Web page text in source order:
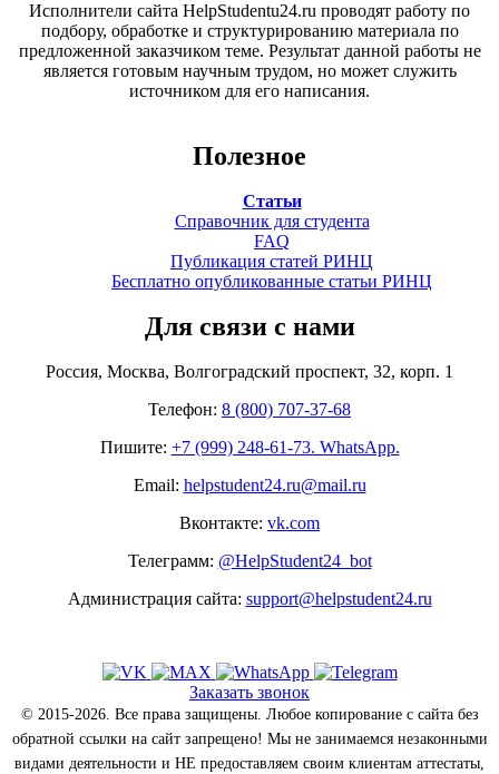
Исполнители сайта HelpStudentu24.ru проводят работу по
подбору, обработке и структурированию материала по
предложенной заказчиком теме. Результат данной работы не
является готовым научным трудом, но может служить
источником для его написания.
Полезное
Статьи
Справочник для студента
FAQ
Публикация статей РИНЦ
Бесплатно опубликованные статьи РИНЦ
Для связи с нами
Россия, Москва, Волгоградский проспект, 32, корп. 1
Телефон: 8 (800) 707-37-68
Пишите: +7 (999) 248-61-73. WhatsApp.
Email: helpstudent24.ru@mail.ru
Вконтакте: vk.com
Телеграмм: @HelpStudent24_bot
Администрация сайта: support@helpstudent24.ru
Заказать звонок
© 2015-2026. Все права защищены. Любое копирование с сайта без
обратной ссылки на сайт запрещено! Мы не занимаемся незаконными
видами деятельности и НЕ предоставляем своим клиентам аттестаты,